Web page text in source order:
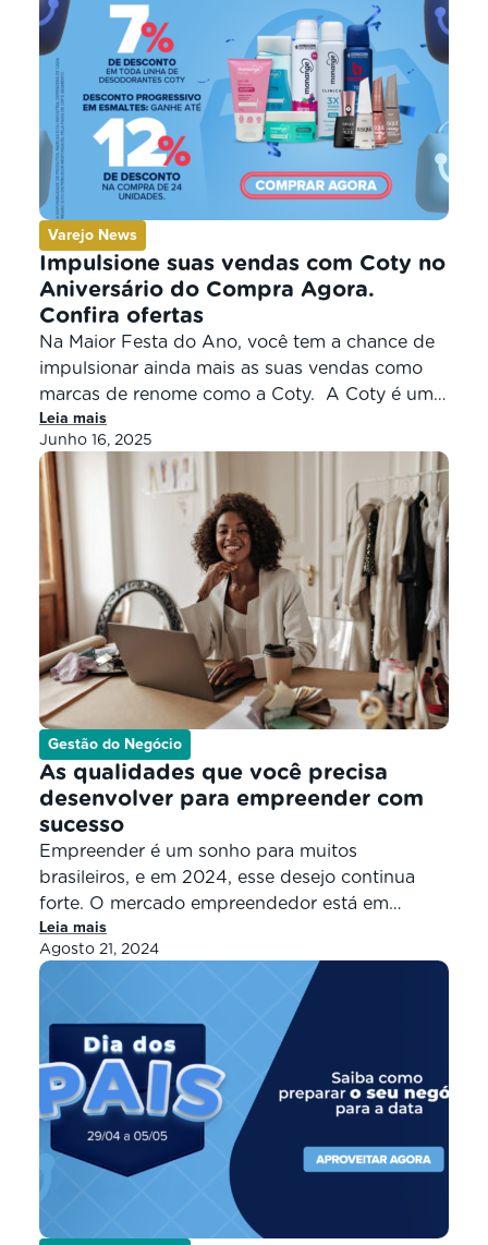
porque […]
Varejo News
Impulsione suas vendas com Coty no
Aniversário do Compra Agora.
Confira ofertas
Na Maior Festa do Ano, você tem a chance de
impulsionar ainda mais as suas vendas como
marcas de renome como a Coty. A Coty é uma
das principais empresas do setor de beleza no
mundo, com um portfólio vasto e icônico, a
marca se destaca por produtos nos segmentos
de esmaltes, fragrâncias, cuidados capilares,
[…]
Leia mais
Junho 16, 2025
Gestão do Negócio
As qualidades que você precisa
desenvolver para empreender com
sucesso
Empreender é um sonho para muitos
brasileiros, e em 2024, esse desejo continua
forte. O mercado empreendedor está em
crescimento, com um aumento significativo de
novos negócios. Esse movimento é crucial para
a economia, pois gera empregos e fomenta a
inovação. No entanto, para empreender com
sucesso, é essencial desenvolver certas
qualidades. Ao longo deste […]
Leia mais
Agosto 21, 2024